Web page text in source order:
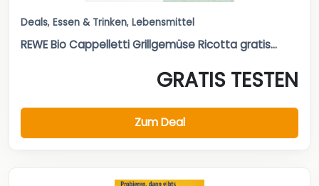
Deals, Essen & Trinken, Lebensmittel
REWE Bio Cappelletti Grillgemüse Ricotta gratis...
GRATIS TESTEN
Zum Deal